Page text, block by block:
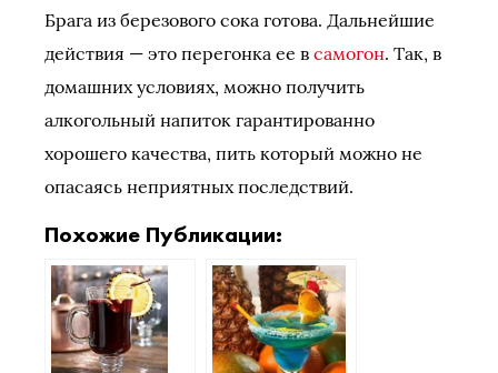
Брага из березового сока готова. Дальнейшие
действия — это перегонка ее в самогон. Так, в
домашних условиях, можно получить
алкогольный напиток гарантированно
хорошего качества, пить который можно не
опасаясь неприятных последствий.
Похожие Публикации: